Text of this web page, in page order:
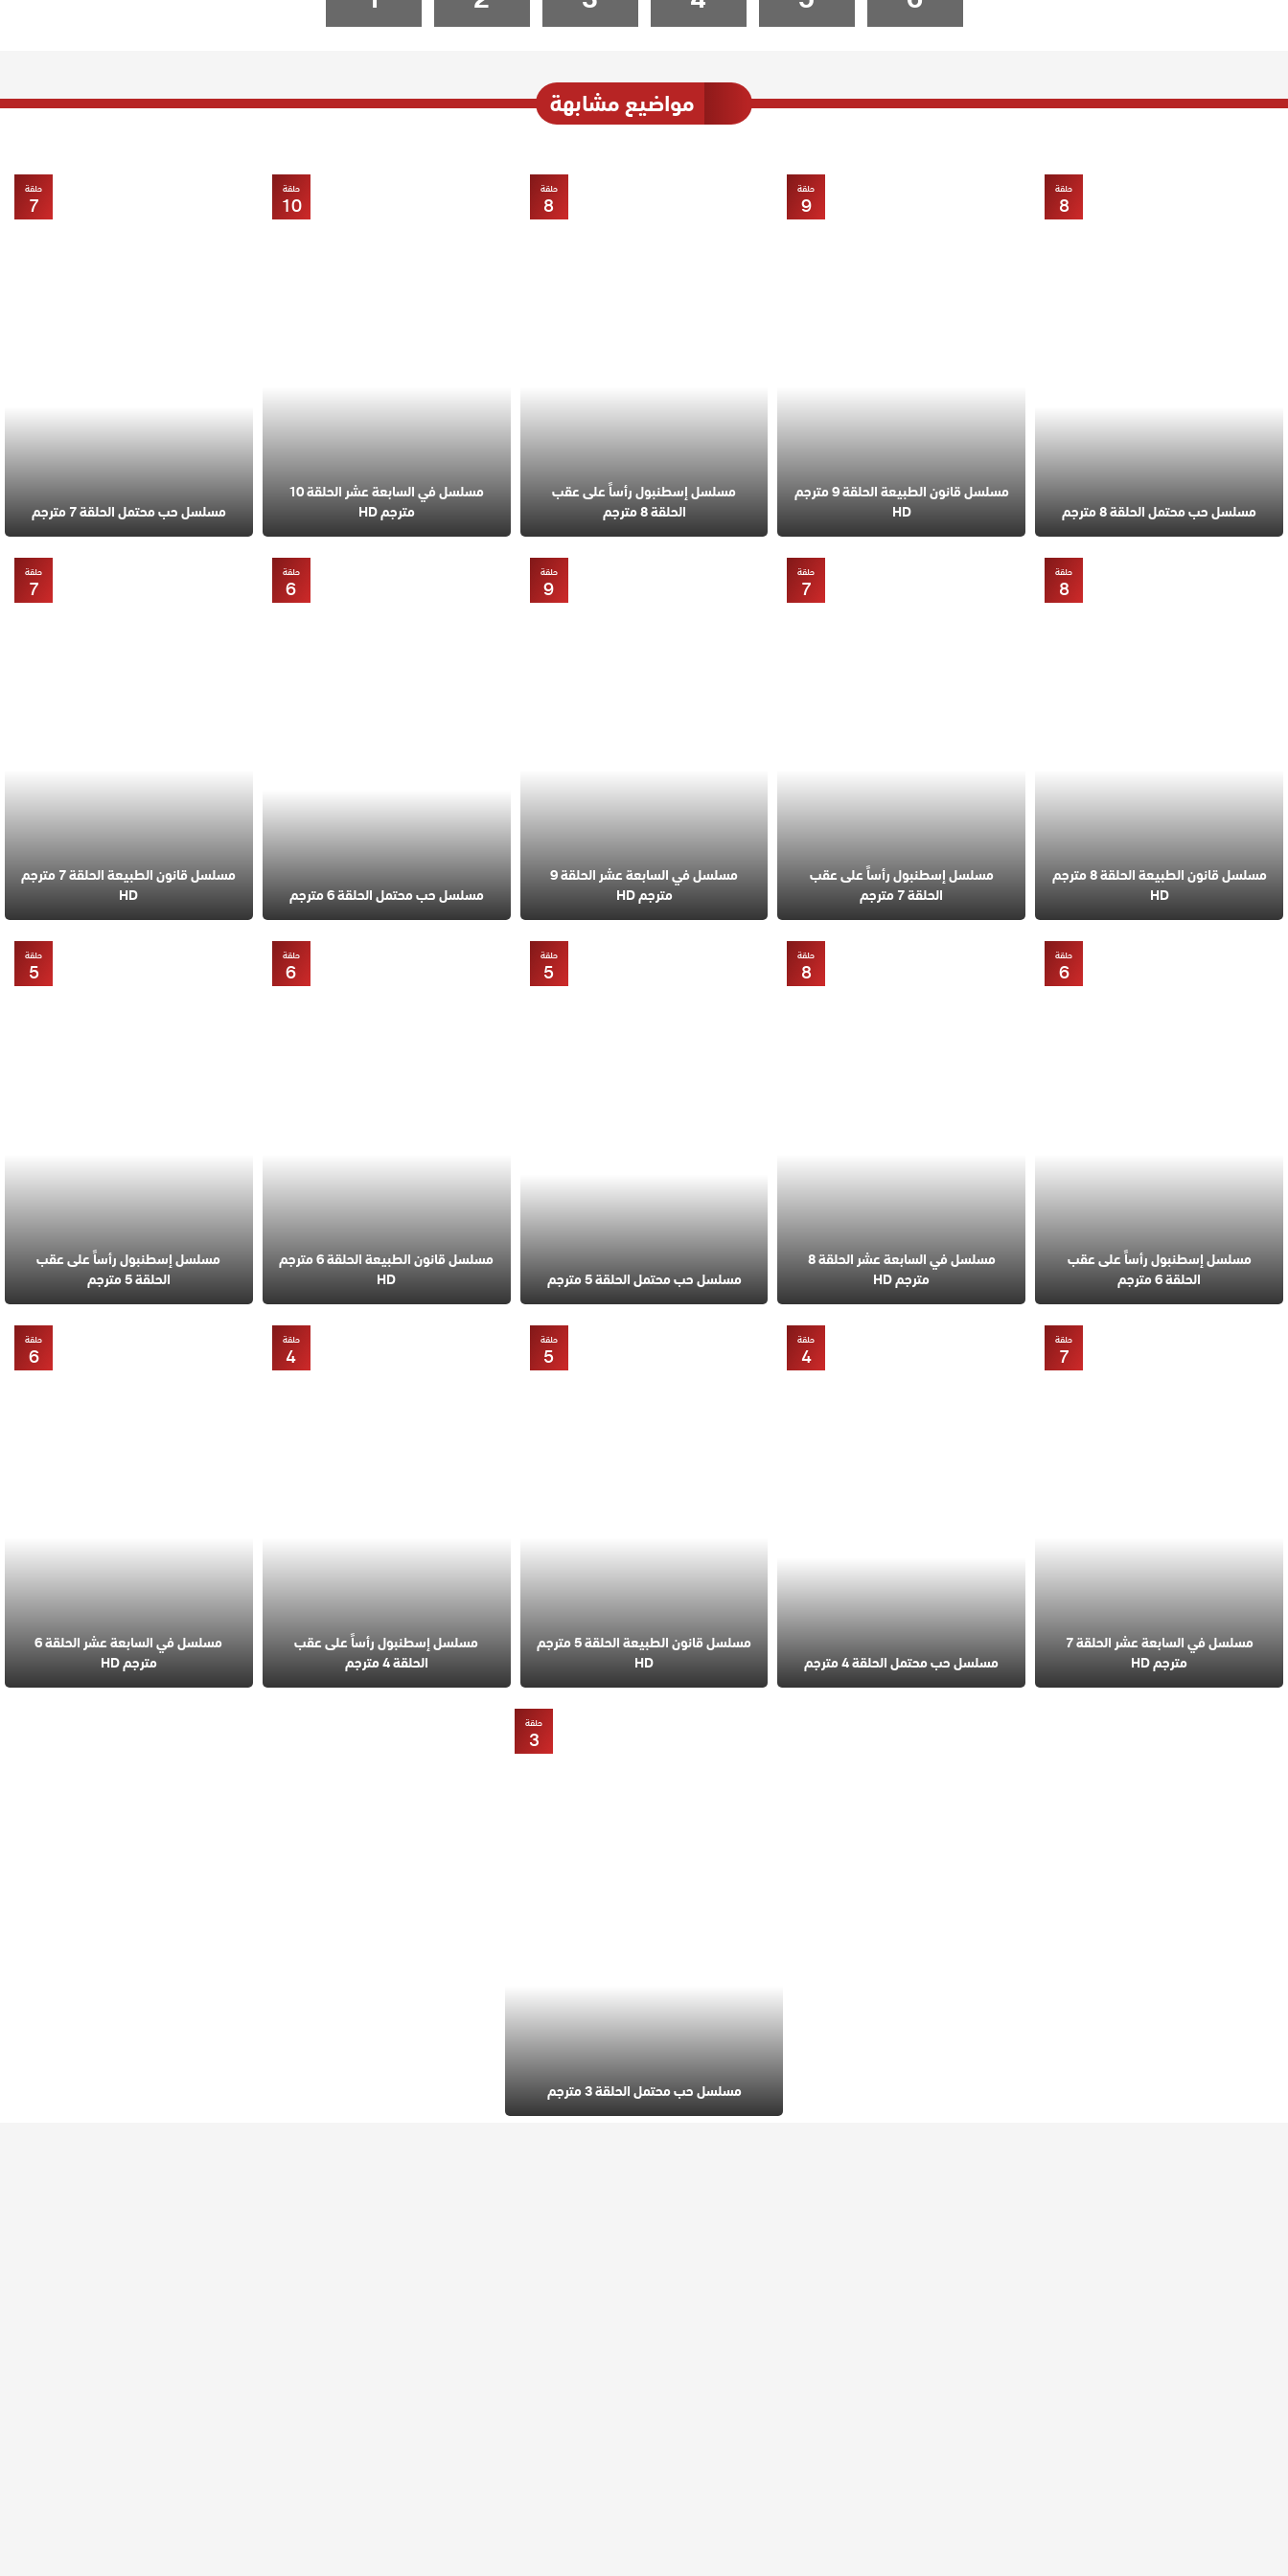
مواضيع مشابهة
مسلسل حب محتمل الحلقة 8 مترجم
حلقة
8
مسلسل قانون الطبيعة الحلقة 9 مترجم
HD
حلقة
9
مسلسل إسطنبول رأساً على عقب
الحلقة 8 مترجم
حلقة
8
مسلسل في السابعة عشر الحلقة 10
مترجم HD
حلقة
10
مسلسل حب محتمل الحلقة 7 مترجم
حلقة
7
مسلسل قانون الطبيعة الحلقة 8 مترجم
HD
حلقة
8
مسلسل إسطنبول رأساً على عقب
الحلقة 7 مترجم
حلقة
7
مسلسل في السابعة عشر الحلقة 9
مترجم HD
حلقة
9
مسلسل حب محتمل الحلقة 6 مترجم
حلقة
6
مسلسل قانون الطبيعة الحلقة 7 مترجم
HD
حلقة
7
مسلسل إسطنبول رأساً على عقب
الحلقة 6 مترجم
حلقة
6
مسلسل في السابعة عشر الحلقة 8
مترجم HD
حلقة
8
مسلسل حب محتمل الحلقة 5 مترجم
حلقة
5
مسلسل قانون الطبيعة الحلقة 6 مترجم
HD
حلقة
6
مسلسل إسطنبول رأساً على عقب
الحلقة 5 مترجم
حلقة
5
مسلسل في السابعة عشر الحلقة 7
مترجم HD
حلقة
7
مسلسل حب محتمل الحلقة 4 مترجم
حلقة
4
مسلسل قانون الطبيعة الحلقة 5 مترجم
HD
حلقة
5
مسلسل إسطنبول رأساً على عقب
الحلقة 4 مترجم
حلقة
4
مسلسل في السابعة عشر الحلقة 6
مترجم HD
حلقة
6
مسلسل حب محتمل الحلقة 3 مترجم
حلقة
3